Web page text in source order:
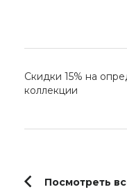
Скидки 15% на
коллекции
Посмотреть